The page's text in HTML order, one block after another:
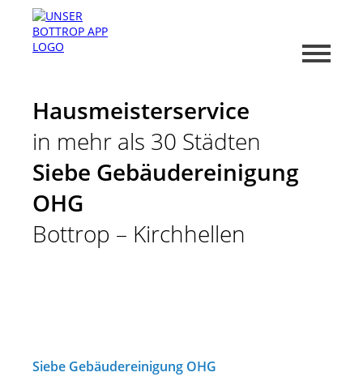
Hausmeisterservice
in mehr als 30 Städten
Siebe Gebäudereinigung
OHG
Bottrop – Kirchhellen
Siebe Gebäudereinigung OHG